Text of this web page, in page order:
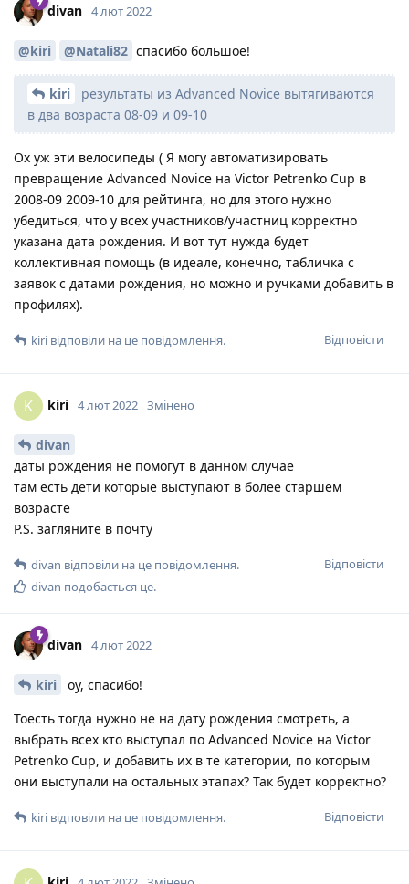
divan 4 лют 2022
@kiri @Natali82 спасибо большое!
kiri
результаты из Advanced Novice вытягиваются
в два возраста 08-09 и 09-10
Ох уж эти велосипеды ( Я могу автоматизировать
превращение Advanced Novice на Victor Petrenko Cup в
2008-09 2009-10 для рейтинга, но для этого нужно
убедиться, что у всех участников/участниц корректно
указана дата рождения. И вот тут нужда будет
коллективная помощь (в идеале, конечно, табличка с
заявок с датами рождения, но можно и ручками добавить в
профилях).
Відповісти
kiri відповіли на це повідомлення.
K kiri 4 лют 2022 Змінено
divan
даты рождения не помогут в данном случае
там есть дети которые выступают в более старшем
возрасте
P.S. загляните в почту
Відповісти
divan відповіли на це повідомлення.
divan подобається це.
divan 4 лют 2022
kiri
оу, спасибо!
Тоесть тогда нужно не на дату рождения смотреть, а
выбрать всех кто выступал по Advanced Novice на Victor
Petrenko Cup, и добавить их в те категории, по которым
они выступали на остальных этапах? Так будет корректно?
Відповісти
kiri відповіли на це повідомлення.